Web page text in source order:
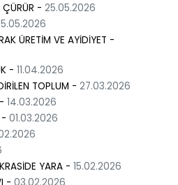
ÇÜRÜR - 25.05.2026
ÜRETİM VE AYİDİYET -
- 11.04.2026
TOPLUM - 27.03.2026
14.03.2026
- 01.03.2026
YARA - 15.02.2026
- 03.02.2026